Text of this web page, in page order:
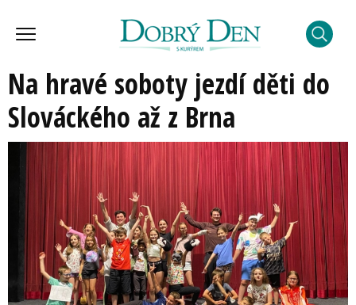
Na hravé soboty jezdí děti do
Slováckého až z Brna